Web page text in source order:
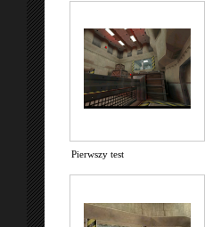
Pierwszy test